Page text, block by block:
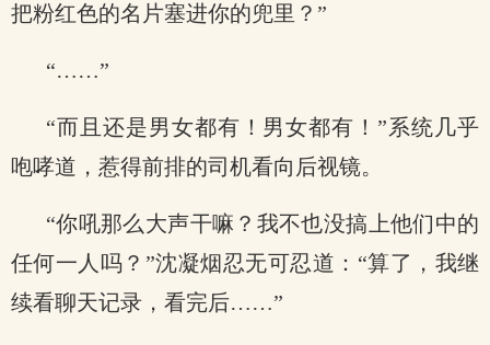
把粉红色的名片塞进你的兜里？”
“……”
“而且还是男女都有！男女都有！”系统几乎
咆哮道，惹得前排的司机看向后视镜。
“你吼那么大声干嘛？我不也没搞上他们中的
任何一人吗？”沈凝烟忍无可忍道：“算了，我继
续看聊天记录，看完后……”